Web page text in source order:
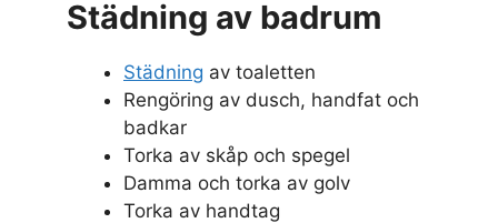
Städning av badrum
Städning av toaletten
Rengöring av dusch, handfat och
badkar
Torka av skåp och spegel
Damma och torka av golv
Torka av handtag